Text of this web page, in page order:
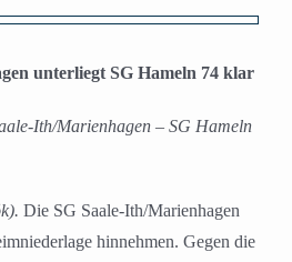
unterliegt SG Hameln 74 klar
Ith/Marienhagen – SG Hameln
Die SG Saale-Ith/Marienhagen
hinnehmen. Gegen die